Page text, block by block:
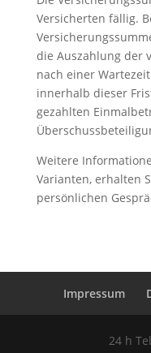
Versicherten fällig.
die Auszahlung der
nach einer
innerhalb dieser
gezahlten
Weitere
Varianten, erhalten
persönlichen
Impressum
24 h